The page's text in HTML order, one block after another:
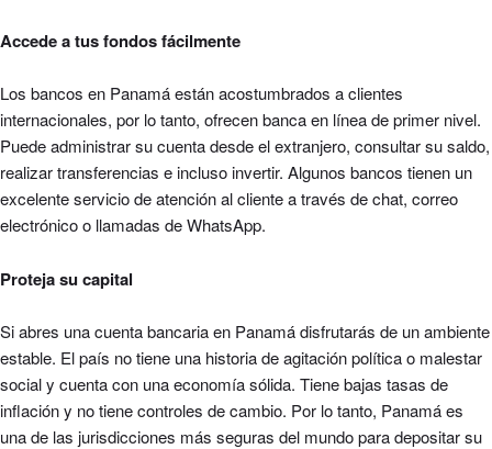
Accede a tus fondos fácilmente
Los bancos en Panamá están acostumbrados a clientes
internacionales, por lo tanto, ofrecen banca en línea de primer nivel.
Puede administrar su cuenta desde el extranjero, consultar su saldo,
realizar transferencias e incluso invertir. Algunos bancos tienen un
excelente servicio de atención al cliente a través de chat, correo
electrónico o llamadas de WhatsApp.
Proteja su capital
Si abres una cuenta bancaria en Panamá disfrutarás de un ambiente
estable. El país no tiene una historia de agitación política o malestar
social y cuenta con una economía sólida. Tiene bajas tasas de
inflación y no tiene controles de cambio. Por lo tanto, Panamáes
una de las jurisdicciones más seguras del mundo paradepositar su